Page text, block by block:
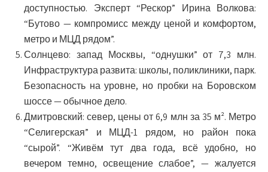
доступностью. Эксперт “Рескор” Ирина Волкова:
“Бутово — компромисс между ценой и комфортом,
метро и МЦД рядом”.
Солнцево: запад Москвы, “однушки” от 7,3 млн.
Инфраструктура развита: школы, поликлиники, парк.
Безопасность на уровне, но пробки на Боровском
шоссе — обычное дело.
Дмитровский: север, цены от 6,9 млн за 35 м². Метро
“Селигерская” и МЦД-1 рядом, но район пока
“сырой”. “Живём тут два года, всё удобно, но
вечером темно, освещение слабое”, — жалуется